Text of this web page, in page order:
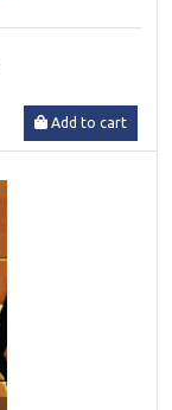
Add to cart